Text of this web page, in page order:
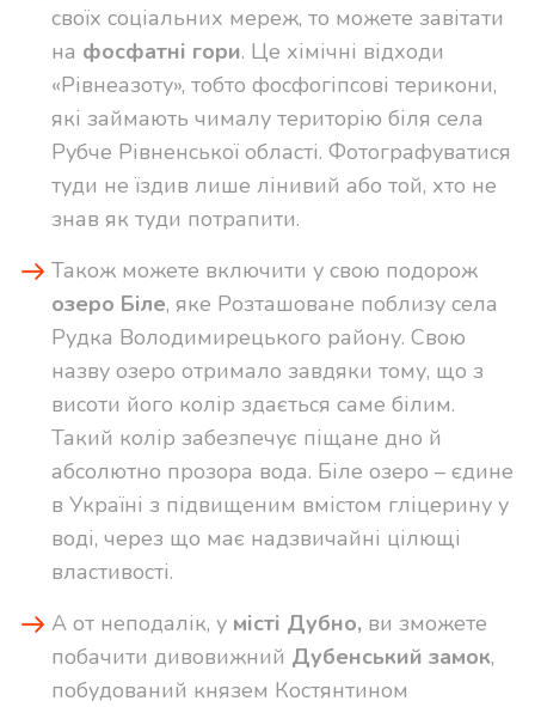
своїх соціальних мереж, то можете завітати
на фосфатні гори. Це хімічні відходи
«Рівнеазоту», тобто фосфогіпсові терикони,
які займають чималу територію біля села
Рубче Рівненської області. Фотографуватися
туди не їздив лише лінивий або той, хто не
знав як туди потрапити.
Також можете включити у свою подорож
озеро Біле, яке Розташоване поблизу села
Рудка Володимирецького району. Свою
назву озеро отримало завдяки тому, що з
висоти його колір здається саме білим.
Такий колір забезпечує піщане дно й
абсолютно прозора вода. Біле озеро – єдине
в Україні з підвищеним вмістом гліцерину у
воді, через що має надзвичайні цілющі
властивості.
А от неподалік, у місті Дубно, ви зможете
побачити дивовижний Дубенський замок,
побудований князем Костянтином